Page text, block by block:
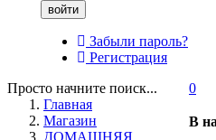
Забыли пароль?
Регистрация
0
В
Просто начните поиск...
Главная
Магазин
ДОМАШНЯЯ